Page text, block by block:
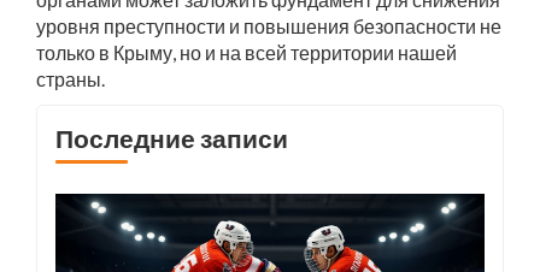
уровня преступности и повышения безопасности не
только в Крыму, но и на всей территории нашей
страны.
Последние записи